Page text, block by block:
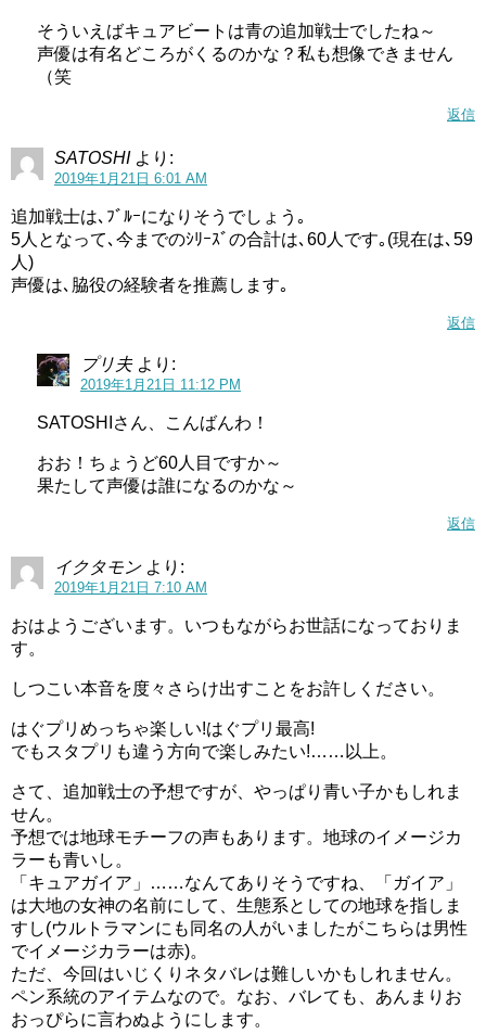
今までの追加戦士の色と言えば、紫・赤・緑・黄でした
が、今回は既に紫キュアも黄色キュアも出ています。
追加戦士であるキュアフェリーチェとキュアパルフェは一
目見ただけでは何色かよく分かりませんが、一応緑キュア
になります。
キュアパルフェは虹キュアという扱いになることもありま
すが…
プリキュアのキュアビートだけです。
キュアビート以来の青キュアになるのでしょうか？
それとも恒例ともなった赤キュアがくるのでしょうか？
われた、一度見ただけでは何色か分からないキュアが来る
のか…
ちょっと予想が難しいですね。
関連記事 スタートゥインクルプリキュア,キュアミルキー等身大タペストリーの最安値は?プレミア必須!
関連記事
記事の続きを読む
そういえばキュアビートは青の追加戦士でしたね～
声優は有名どころがくるのかな？私も想像できません
（笑
返信
SATOSHI より:
2019年1月21日 6:01 AM
追加戦士は､ﾌﾞﾙｰになりそうでしょう｡
5人となって､今までのｼﾘｰｽﾞの合計は､60人です｡(現在は､59
人)
声優は､脇役の経験者を推薦します｡
返信
プリ夫 より:
2019年1月21日 11:12 PM
SATOSHIさん、こんばんわ！
おお！ちょうど60人目ですか～
果たして声優は誰になるのかな～
返信
イクタモン より:
2019年1月21日 7:10 AM
おはようございます。いつもながらお世話になっておりま
す。
しつこい本音を度々さらけ出すことをお許しください。
はぐプリめっちゃ楽しい!はぐプリ最高!
でもスタプリも違う方向で楽しみたい!……以上。
さて、追加戦士の予想ですが、やっぱり青い子かもしれま
せん。
予想では地球モチーフの声もあります。地球のイメージカ
ラーも青いし。
「キュアガイア」……なんてありそうですね、「ガイア」
は大地の女神の名前にして、生態系としての地球を指しま
すし(ウルトラマンにも同名の人がいましたがこちらは男性
でイメージカラーは赤)。
ただ、今回はいじくりネタバレは難しいかもしれません。
ペン系統のアイテムなので。なお、バレても、あんまりお
おっぴらに言わぬようにします。